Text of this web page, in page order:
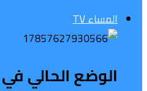
المساء TV
الوضع الحالي